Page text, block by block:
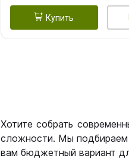
Купить
Хотите собрать
сложности. Мы подбираем
вам бюджетный вариант